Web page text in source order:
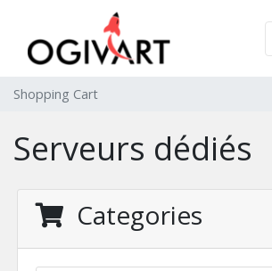
Shopping Cart
Serveurs dédiés
Categories